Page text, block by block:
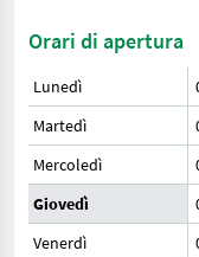
Orari di apertura
Lunedì
Martedì
Mercoledì
Giovedì
Venerdì